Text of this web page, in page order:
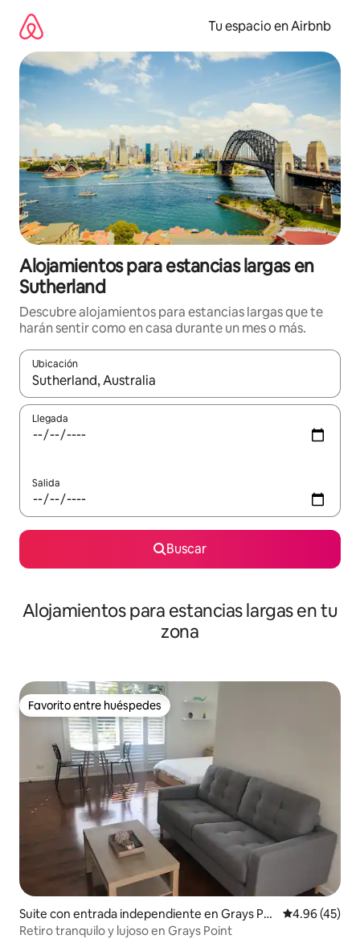
contenido
Tu espacio en Airbnb
Alojamientos para estancias largas en
Sutherland
Descubre alojamientos para estancias largas que te
harán sentir como en casa durante un mes o más.
Ubicación
Cuando los resultados estén disponibles, podrás navegar
Llegada
Salida
Buscar
Alojamientos para estancias largas en tu
zona
Favorito entre huéspedes
Favorito entre huéspedes
Suite con entrada independiente en Grays Poi
nt
Calificación
4.96 (45)
Retiro tranquilo y lujoso en Grays Point